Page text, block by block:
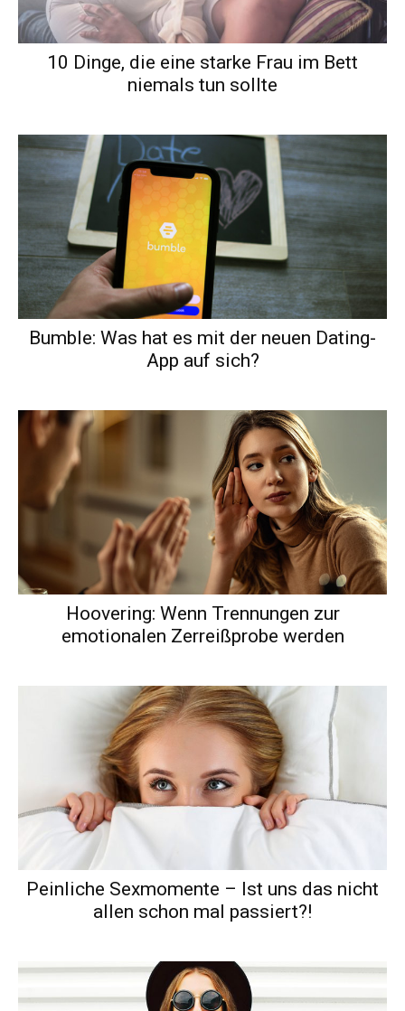
10 Dinge, die eine starke Frau im Bett
niemals tun sollte
Bumble: Was hat es mit der neuen Dating-
App auf sich?
Hoovering: Wenn Trennungen zur
emotionalen Zerreißprobe werden
Peinliche Sexmomente – Ist uns das nicht
allen schon mal passiert?!